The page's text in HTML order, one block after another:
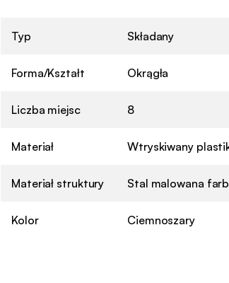
Typ Składany
Forma/Kształt Okrągła
Liczba miejsc 8
Materiał Wtryskiwany
Materiał struktury Stal malowana
Kolor Ciemnoszary